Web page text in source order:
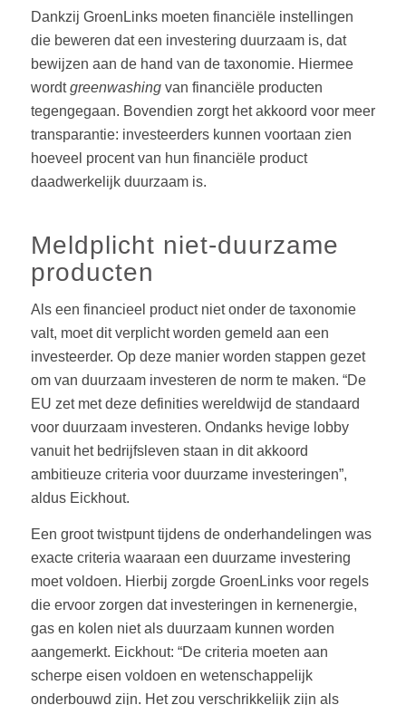
Dankzij GroenLinks moeten financiële instellingen
die beweren dat een investering duurzaam is, dat
bewijzen aan de hand van de taxonomie. Hiermee
wordtgreenwashing van financiële producten
tegengegaan. Bovendien zorgt het akkoord voor meer
transparantie: investeerders kunnen voortaan zien
hoeveel procent van hun financiële product
daadwerkelijk duurzaam is.
Meldplicht niet-duurzame
producten
Als een financieel product niet onder de taxonomie
valt, moet dit verplicht worden gemeld aan een
investeerder. Op deze manier worden stappen gezet
om van duurzaam investeren de norm te maken. “De
EU zet met deze definities wereldwijd de standaard
voor duurzaam investeren. Ondanks hevige lobby
vanuit het bedrijfsleven staan in dit akkoord
ambitieuze criteria voor duurzame investeringen”,
aldus Eickhout.
Een groot twistpunt tijdens de onderhandelingen was
exacte criteria waaraan een duurzame investering
moet voldoen. Hierbij zorgde GroenLinks voor regels
die ervoor zorgen dat investeringen in kernenergie,
gas en kolen niet als duurzaam kunnen worden
aangemerkt. Eickhout: “De criteria moeten aan
scherpe eisen voldoen en wetenschappelijk
onderbouwd zijn. Het zou verschrikkelijk zijn als